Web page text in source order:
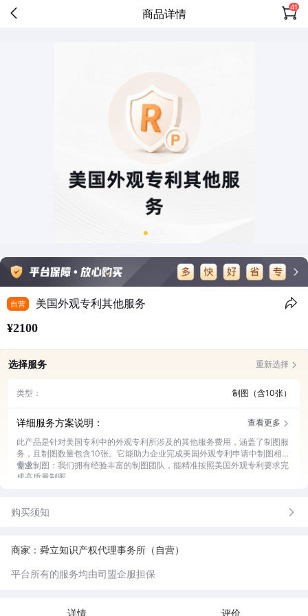
商品详情 41
自营 美国外观专利其他服务
¥2100
选择服务 重新选择
类型： 制图（含10张）
详细服务方案说明：
查看更多
此产品是针对美国专利中的外观专利所涉及的其他服务费用，涵盖了制图服
务，且制图数量包含10张。它能助力企业完成美国外观专利申请中制图相关
需求。
专业制图：我们拥有经验丰富的制图团队，能精准按照美国外观专利要求完
成高质量制图。
标准。
购买须知
商家：舜立知识产权代理事务所（自营）
平台所有的服务均由司盟企服担保
详情 评价